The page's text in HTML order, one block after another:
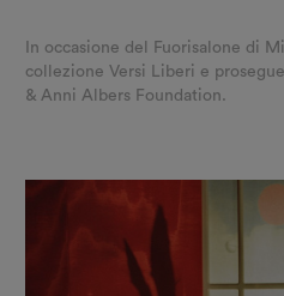
In occasione del Fuorisalone di
collezione Versi Liberi e
& Anni Albers Foundation.